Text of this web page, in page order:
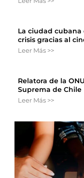
La ciudad
crisis gracias al
Leer Más >>
Relatora de la
Suprema de Chile
Leer Más >>